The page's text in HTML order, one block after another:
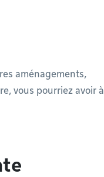
aménagements,
vous pourriez avoir à